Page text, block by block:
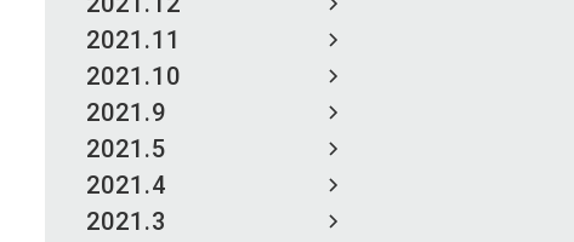
2021.11
2021.10
2021.9
2021.5
2021.4
2021.3